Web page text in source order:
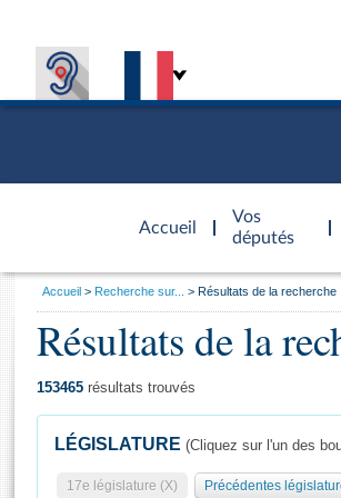
Accueil
d'accueil
Vos
députés
Général
Vous
Accueil Recherche sur... Résultats de la recherche
Résultats de la
153465 résultats trouvés
LÉGISLATURE (Cliquez sur l'un des
17e législature (X) Précédentes